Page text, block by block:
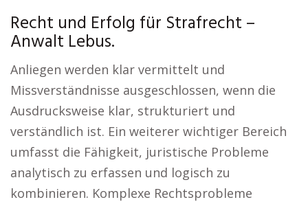
Recht und Erfolg für Strafrecht –
Anwalt Lebus.
Anliegen werden klar vermittelt und
Missverständnisse ausgeschlossen, wenn die
Ausdrucksweise klar, strukturiert und
verständlich ist. Ein weiterer wichtiger Bereich
umfasst die Fähigkeit, juristische Probleme
analytisch zu erfassen und logisch zu
kombinieren. Komplexe Rechtsprobleme